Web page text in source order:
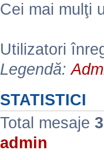
Cei mai mulţi
Utilizatori
Legendă:
STATISTICI
Total mesaje
admin